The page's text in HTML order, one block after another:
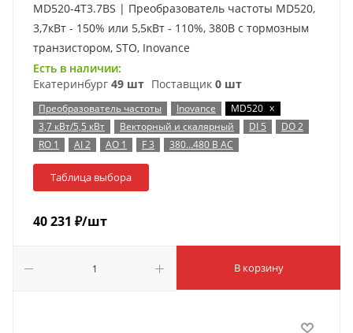
MD520-4T3.7BS | Преобразователь частоты MD520,
3,7кВт - 150% или 5,5кВт - 110%, 380В с тормозным
транзистором, STO, Inovance
Есть в наличии:
Екатеринбург 49 шт Поставщик 0 шт
Преобразователь частоты Inovance MD520 x
3,7 кВт/5,5 кВт
Векторный и скалярный DI 5
DO 2
RO 1
AI 2 AO 1 F 3 380…480 В AC
Таблица выбора
40 231 ₽/шт
В корзину